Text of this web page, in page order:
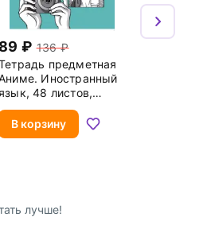
89
136
предметная
Иностранный
язык, 48 листов,
клетка
В корзину
лучше!